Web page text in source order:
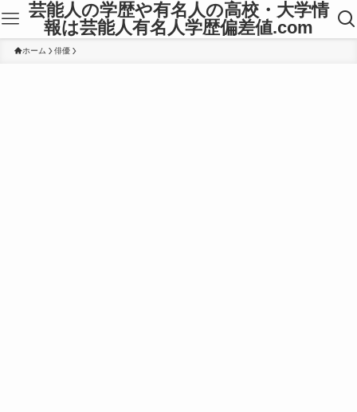
芸能人の学歴や有名人の高校・大学情
報は芸能人有名人学歴偏差値.com
ホーム 俳優